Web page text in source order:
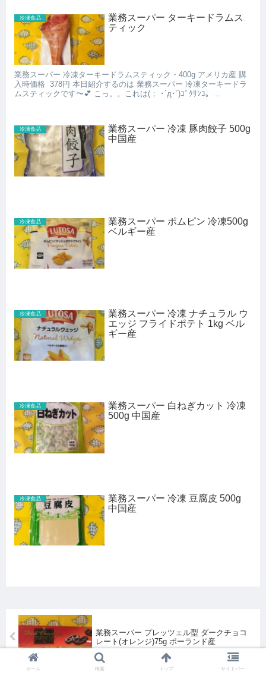
冷凍食品
業務スーパー ターキードラムス
ティック
業務スーパー 冷凍ターキードラムスティック・400g アメリカ産 購
入時価格 378円 本日紹介するのは 業務スーパー 冷凍ターキードラ
ムスティックです〜💕 こっ。。これは(； ･`д･´)ｺﾞｸﾘﾝｺ。...
冷凍食品
業務スーパー 冷凍 豚肉餃子 500g
中国産
冷凍食品
業務スーパー ポムピン 冷凍500g
ベルギー産
冷凍食品
業務スーパー 冷凍 ナチュラル ウ
エッジ フライドポテト 1kg ベル
ギー産
冷凍食品
業務スーパー 白ねぎカット 冷凍
500g 中国産
冷凍食品
業務スーパー 冷凍 豆腐皮 500g
中国産
業務スーパー プレッツェル型 ダークチョコ
レート(オレンジ)75g ポーランド産
ホーム 検索 トップ サイドバー